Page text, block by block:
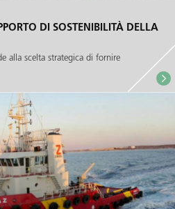
DI SOSTENIBILITÀ DELLA
alla scelta strategica di fornire